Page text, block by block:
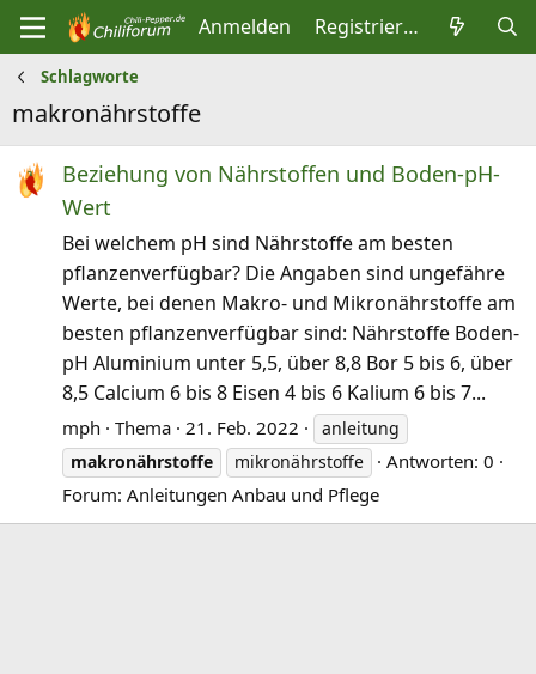
Anmelden Registrieren
Schlagworte
makronährstoffe
Beziehung von Nährstoffen und Boden-pH-
Wert
Bei welchem pH sind Nährstoffe am besten
pflanzenverfügbar? Die Angaben sind ungefähre
Werte, bei denen Makro- und Mikronährstoffe am
besten pflanzenverfügbar sind: Nährstoffe Boden-
pH Aluminium unter 5,5, über 8,8 Bor 5 bis 6, über
8,5 Calcium 6 bis 8 Eisen 4 bis 6 Kalium 6 bis 7...
mph Thema 21. Feb. 2022
anleitung
makronährstoffe
mikronährstoffe
Antworten: 0
Forum: Anleitungen Anbau und Pflege